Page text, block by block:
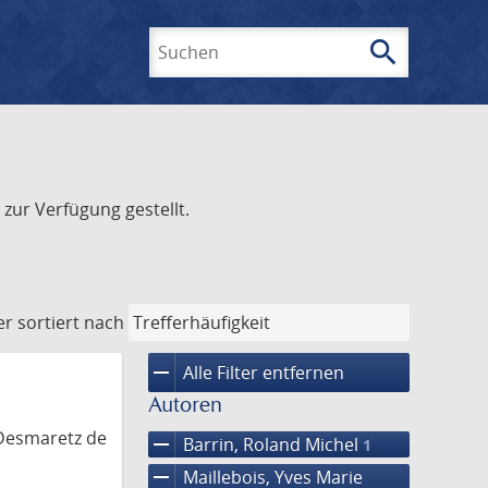
search
Verfügung gestellt.
sortiert nach
remove Alle Filter entfernen
Autoren
remove Barrin, Roland Michel 1
remove
Maillebois, Yves Marie
de